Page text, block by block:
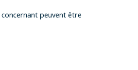
peuvent être